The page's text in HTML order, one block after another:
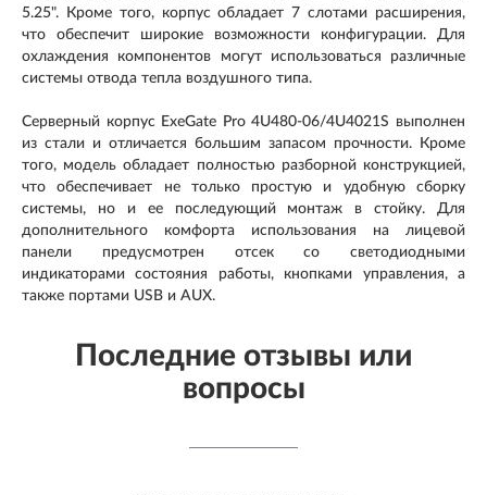
5.25". Кроме того, корпус обладает 7 слотами расширения,
что обеспечит широкие возможности конфигурации. Для
охлаждения компонентов могут использоваться различные
системы отвода тепла воздушного типа.
Серверный корпус ExeGate Pro 4U480-06/4U4021S выполнен
из стали и отличается большим запасом прочности. Кроме
того, модель обладает полностью разборной конструкцией,
что обеспечивает не только простую и удобную сборку
системы, но и ее последующий монтаж в стойку. Для
дополнительного комфорта использования на лицевой
панели предусмотрен отсек со светодиодными
индикаторами состояния работы, кнопками управления, а
также портами USB и AUX.
Последние отзывы или
вопросы